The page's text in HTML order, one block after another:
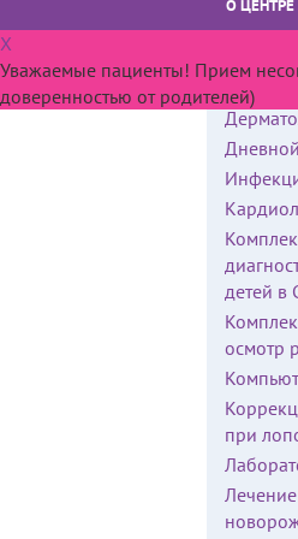
О ЦЕНТРЕ
X
Уважаемые пациенты! Прием
доверенностью от родителей)
детей в
осмотр
при